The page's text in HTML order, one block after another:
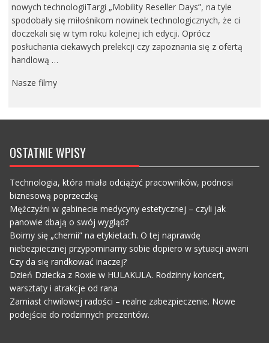
nowych technologiiTargi „Mobility Reseller Days”, na tyle
spodobały się miłośnikom nowinek technologicznych, że ci
doczekali się w tym roku kolejnej ich edycji. Oprócz
posłuchania ciekawych prelekcji czy zapoznania się z ofertą
handlową …
Nasze filmy
OSTATNIE WPISY
Technologia, która miała odciążyć pracowników, podnosi
biznesową poprzeczkę
Mężczyźni w gabinecie medycyny estetycznej – czyli jak
panowie dbają o swój wygląd?
Boimy się „chemii” na etykietach. O tej naprawdę
niebezpiecznej przypominamy sobie dopiero w sytuacji awarii
Czy da się randkować inaczej?
Dzień Dziecka z Roxie w HULAKULA. Rodzinny koncert,
warsztaty i atrakcje od rana
Zamiast chwilowej radości – realne zabezpieczenie. Nowe
podejście do rodzinnych prezentów.